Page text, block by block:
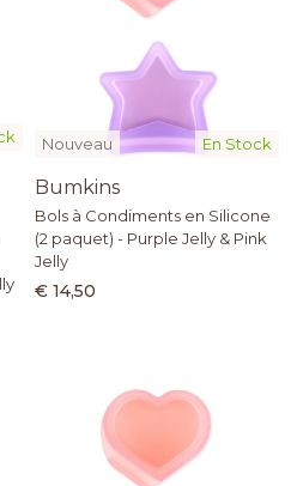
En Stock
Nouveau
Bumkins
Bols à Condiments en Silicone
(2 paquet) - Purple Jelly & Pink
Jelly
€ 14,50